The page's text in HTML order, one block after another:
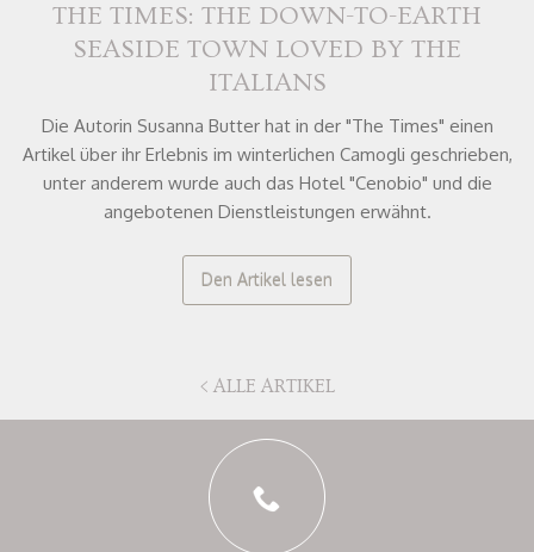
THE TIMES: THE DOWN-TO-EARTH
SEASIDE TOWN LOVED BY THE
ITALIANS
Die Autorin Susanna Butter hat in der "The Times" einen
Artikel über ihr Erlebnis im winterlichen Camogli geschrieben,
unter anderem wurde auch das Hotel "Cenobio" und die
angebotenen Dienstleistungen erwähnt.
Den Artikel lesen
< ALLE ARTIKEL
Buchen Sie jetz und bezahlen bei der Abreise